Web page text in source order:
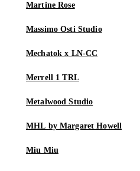
Martine Rose
Massimo Osti Studio
Mechatok x LN-CC
Merrell 1 TRL
Metalwood Studio
MHL by Margaret Howell
Miu Miu